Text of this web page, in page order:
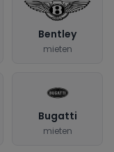
Bentley
mieten
Bugatti
mieten